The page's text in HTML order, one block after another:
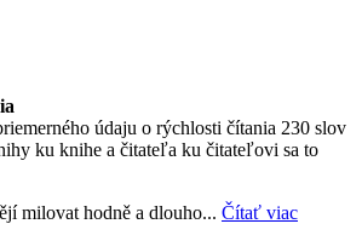
údaju o rýchlosti čítania 230 slov
ku knihe a čitateľa ku čitateľovi sa to
milovat hodně a dlouho... Čítať viac